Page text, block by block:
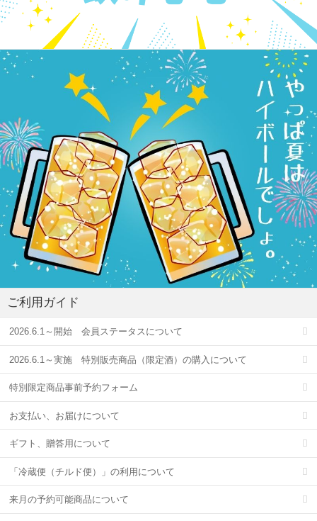
ご利用ガイド
2026.6.1～開始 会員ステータスについて
2026.6.1～実施 特別販売商品（限定酒）の購入について
特別限定商品事前予約フォーム
お支払い、お届けについて
ギフト、贈答用について
「冷蔵便（チルド便）」の利用について
来月の予約可能商品について